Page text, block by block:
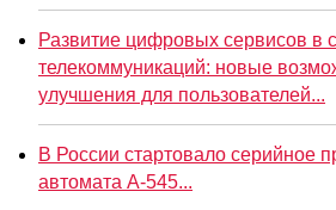
Развитие цифровых сервисов в
телекоммуникаций: новые
улучшения для пользователей...
В России стартовало серийное
автомата А-545...